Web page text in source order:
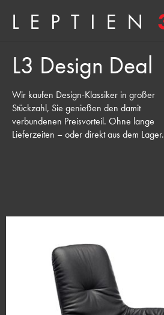
L3 Design Deal
Wir kaufen Design-Klassiker in großer
Stückzahl, Sie genießen den damit
verbundenen Preisvorteil. Ohne lange
Lieferzeiten – oder direkt aus dem Lager.